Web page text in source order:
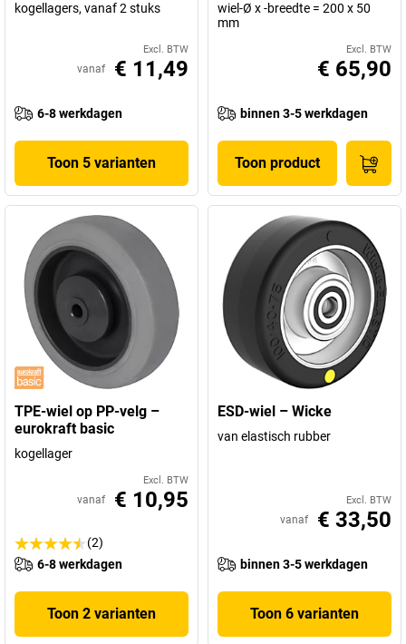
kogellagers, vanaf 2 stuks
Excl. BTW
vanaf € 11,49
6-8 werkdagen
Toon 5 varianten
wiel-Ø x -breedte = 200 x 50
mm
Excl. BTW
€ 65,90
binnen 3-5 werkdagen
Toon product
TPE-wiel op PP-velg –
eurokraft basic
kogellager
Excl. BTW
vanaf € 10,95
(2)
6-8 werkdagen
Toon 2 varianten
ESD-wiel – Wicke
van elastisch rubber
Excl. BTW
vanaf € 33,50
binnen 3-5 werkdagen
Toon 6 varianten